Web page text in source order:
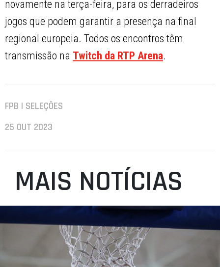
novamente na terça-feira, para os derradeiros
jogos que podem garantir a presença na final
regional europeia. Todos os encontros têm
transmissão na Twitch da RTP Arena.
FPB | SELEÇÕES
25 OUT 2023
MAIS NOTÍCIAS